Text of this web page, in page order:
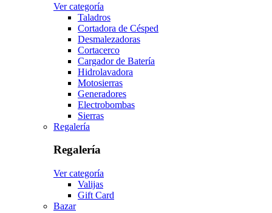
Ver categoría
Taladros
Cortadora de Césped
Desmalezadoras
Cortacerco
Cargador de Batería
Hidrolavadora
Motosierras
Generadores
Electrobombas
Sierras
Regalería
Regalería
Ver categoría
Valijas
Gift Card
Bazar